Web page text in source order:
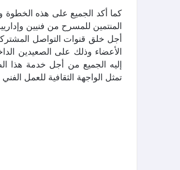
كما أكد الجميع على هذه الخطوة
المنتمين للمسرح من فنيين
أجل خلق قنوات التواصل
الأعضاء وذلك على الصعيدين
إليه الجميع من أجل خدمة هذا
تمثل الواجهة الثقافية للعمل الفني